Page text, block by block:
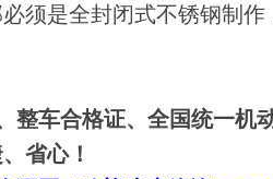
须是全封闭式不锈钢制
整车合格证、全国统一
省心！